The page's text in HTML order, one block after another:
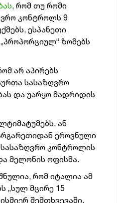
, რომ თუ რომი
კონტროლს 9
ესპანეთი
ზომებს
არ აპირებს
სასაზღვრო
და უარყო მადრიდის
ან
ეროვნული
კონტროლის
მელონის ოფისმა.
რომ იტალია ამ
„სულ მცირე 15
შემთხვევაში,